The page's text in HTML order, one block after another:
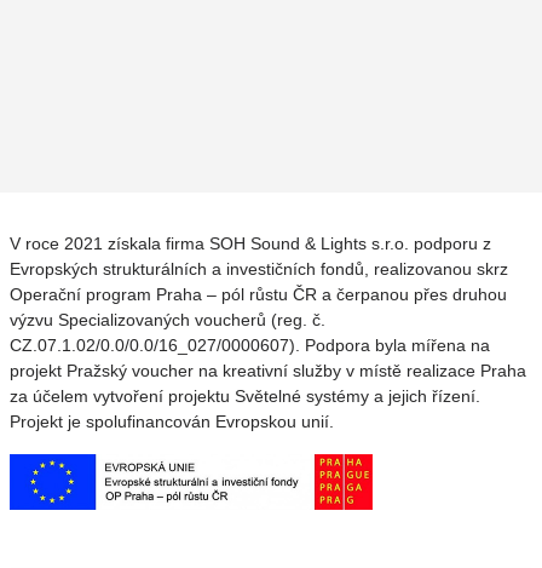
V roce 2021 získala firma SOH Sound & Lights s.r.o. podporu z
Evropských strukturálních a investičních fondů, realizovanou skrz
Operační program Praha – pól růstu ČR a čerpanou přes druhou
výzvu Specializovaných voucherů (reg. č.
CZ.07.1.02/0.0/0.0/16_027/0000607). Podpora byla mířena na
projekt Pražský voucher na kreativní služby v místě realizace Praha
za účelem vytvoření projektu Světelné systémy a jejich řízení.
Projekt je spolufinancován Evropskou unií.